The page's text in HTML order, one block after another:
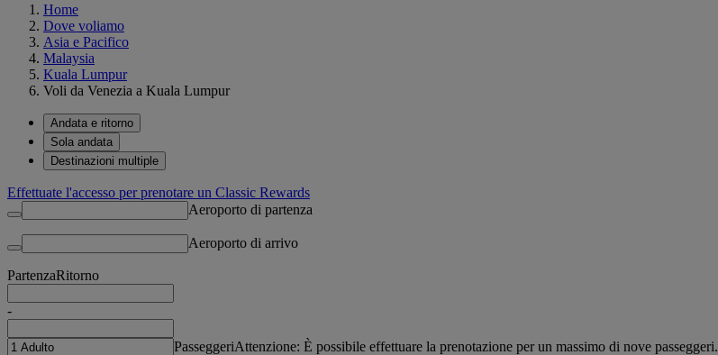
Home
Dove voliamo
Asia e Pacifico
Malaysia
Kuala Lumpur
Voli da Venezia a Kuala Lumpur
Andata e ritorno
Sola andata
Destinazioni multiple
Effettuate l'accesso per prenotare un Classic Rewards
Aeroporto di partenza
Aeroporto di arrivo
PartenzaRitorno
-
PasseggeriAttenzione: È possibile effettuare la prenotazione per un massimo di nove passeggeri.